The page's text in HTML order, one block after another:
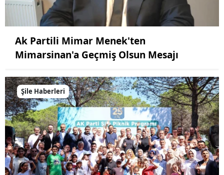
Ak Partili Mimar Menek'ten
Mimarsinan'a Geçmiş Olsun Mesajı
Şile Haberleri